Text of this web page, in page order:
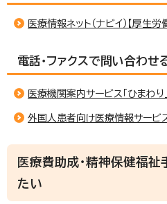
医療情報ネット（ナビイ）【厚生労
電話・ファクスで問い合わせ
医療機関案内サービス「ひまわり」
外国人患者向け医療情報サービス
医療費助成・精神保健福
たい